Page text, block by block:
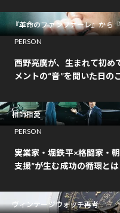
『革命のファンファーレ』から
PERSON
西野亮廣が、生まれて初め
メントの“音”を聞いた日の
相師相愛
PERSON
実業家・堀鉄平×格闘家・
支援”が生む成功の循環とは
ヴィンテージウォッチ再考